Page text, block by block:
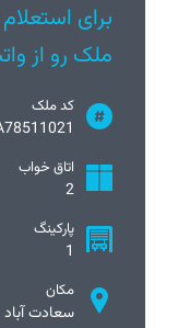
برای
ملک رو از
کد ملک
اتاق خواب
2
پارکینگ
1
مکان
سعادت آباد